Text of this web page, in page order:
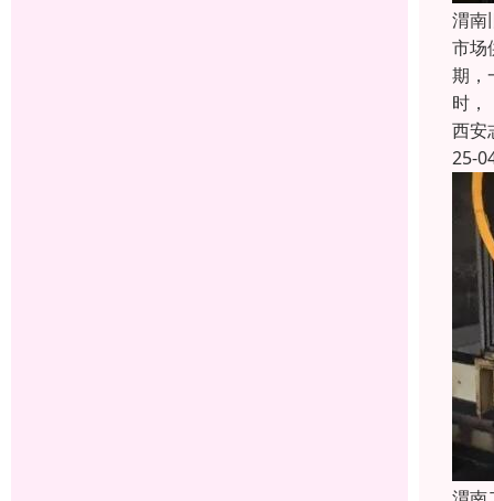
渭南
市场
期，
时，
西安
25-